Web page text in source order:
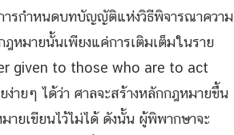
รกำหนดบทบัญญัติแห่งวิธีพิจารณาความ
มายนั้นเพียงแค่การเติมเต็มในราย
given to those who are to act
ยๆ ได้ว่า ศาลจะสร้างหลักกฎหมายขึ้น
ายเขียนไว้ไม่ได้ ดังนั้น ผู้พิพากษาจะ